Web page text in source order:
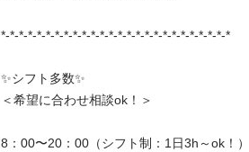
*-*-*-*-*-*-*-*-*-*-*-*-*-*-*-*-*-*-*-*-*-*-*-*-*-*
✨シフト多数✨
＜希望に合わせ相談ok！＞
8：00〜20：00（シフト制：1日3h～ok！）